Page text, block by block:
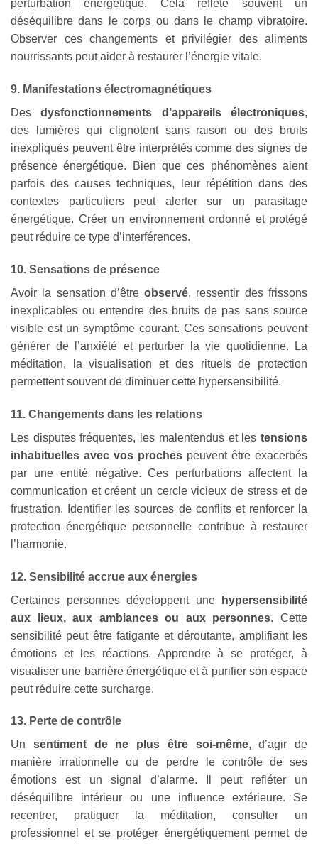
perturbation énergétique. Cela reflète souvent un
déséquilibre dans le corps ou dans le champ vibratoire.
Observer ces changements et privilégier des aliments
nourrissants peut aider à restaurer l’énergie vitale.
9. Manifestations électromagnétiques
Desdysfonctionnements d’appareils électroniques,
des lumières qui clignotent sans raison ou des bruits
inexpliqués peuvent être interprétés comme des signes de
présence énergétique. Bien que ces phénomènes aient
parfois des causes techniques, leur répétition dans des
contextes particuliers peut alerter sur un parasitage
énergétique. Créer un environnement ordonné et protégé
peut réduire ce type d’interférences.
10. Sensations de présence
Avoir la sensation d’êtreobservé, ressentir des frissons
inexplicables ou entendre des bruits de pas sans source
visible est un symptôme courant. Ces sensations peuvent
générer de l’anxiété et perturber la vie quotidienne. La
méditation, la visualisation et des rituels de protection
permettent souvent de diminuer cette hypersensibilité.
11. Changements dans les relations
Les disputes fréquentes, les malentendus et les tensions
inhabituelles avec vos proches peuvent être exacerbés
par une entité négative. Ces perturbations affectent la
communication et créent un cercle vicieux de stress et de
frustration. Identifier les sources de conflits et renforcer la
protection énergétique personnelle contribue à restaurer
l’harmonie.
12. Sensibilité accrue aux énergies
Certaines personnes développent une
hypersensibilité
aux lieux, aux ambiances ou aux personnes. Cette
sensibilité peut être fatigante et déroutante, amplifiant les
émotions et les réactions. Apprendre à se protéger, à
visualiser une barrière énergétique et à purifier son espace
peut réduire cette surcharge.
13. Perte de contrôle
Un sentiment de ne plus être soi-même, d’agir de
manière irrationnelle ou de perdre le contrôle de ses
émotions est un signal d’alarme. Il peut refléter un
déséquilibre intérieur ou une influence extérieure. Se
recentrer, pratiquer la méditation, consulter un
professionnel et se protéger énergétiquement permet de